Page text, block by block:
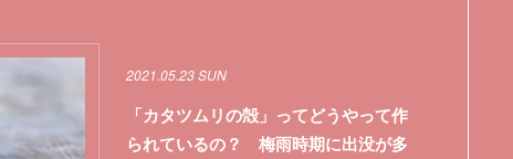
2021.05.23 SUN
「カタツムリの殻」ってどうやって作
られているの？ 梅雨時期に出没が多